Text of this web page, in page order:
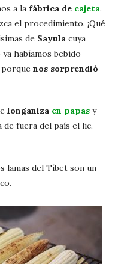
a la fábrica de cajeta.
el procedimiento. ¡Qué
de Sayula cuya
habíamos bebido
nos sorprendió
longaniza en papas y
de fuera del país el lic.
lamas del Tíbet son un